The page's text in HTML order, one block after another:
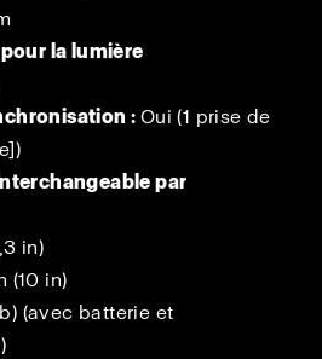
la lumière
: Oui (1 prise de
par
in)
(10 in)
(avec batterie et